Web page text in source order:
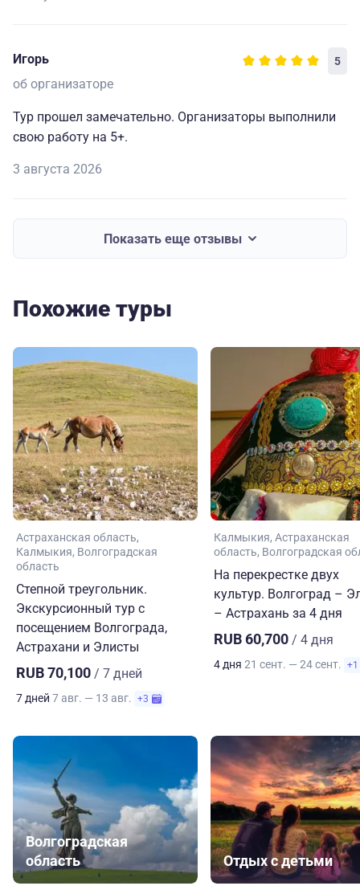
Игорь 5
об организаторе
Тур прошел замечательно. Организаторы выполнили
свою работу на 5+.
3 августа 2026
Показать еще отзывы
Похожие туры
Астраханская область
Калмыкия Волгоградская
область
Степной треугольник.
Экскурсионный тур с
посещением Волгограда,
Астрахани и Элисты
RUB 70,100 / 7 дней
7 дней 7 авг. — 13 авг. +3
Калмыкия Астраханская
область Волгоградская
На перекрестке двух
культур. Волгоград –
– Астрахань за 4 дня
RUB 60,700 / 4 дня
4 дня 21 сент. — 24 сент. +1
Волгоградская
область
Отдых с детьми